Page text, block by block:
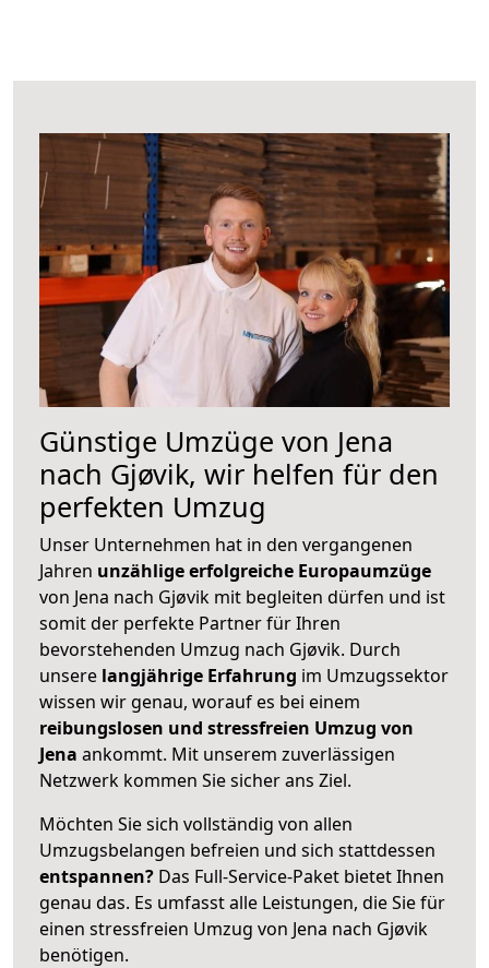
Günstige Umzüge von Jena
nach Gjøvik, wir helfen für den
perfekten Umzug
Unser Unternehmen hat in den vergangenen
Jahren unzählige erfolgreiche Europaumzüge
von Jena nach Gjøvik mit begleiten dürfen und ist
somit der perfekte Partner für Ihren
bevorstehenden Umzug nach Gjøvik. Durch
unsere langjährige Erfahrung im Umzugssektor
wissen wir genau, worauf es bei einem
reibungslosen und stressfreien Umzug von
Jena ankommt. Mit unserem zuverlässigen
Netzwerk kommen Sie sicher ans Ziel.
Möchten Sie sich vollständig von allen
Umzugsbelangen befreien und sich stattdessen
entspannen? Das Full-Service-Paket bietet Ihnen
genau das. Es umfasst alle Leistungen, die Sie für
einen stressfreien Umzug von Jena nach Gjøvik
benötigen.